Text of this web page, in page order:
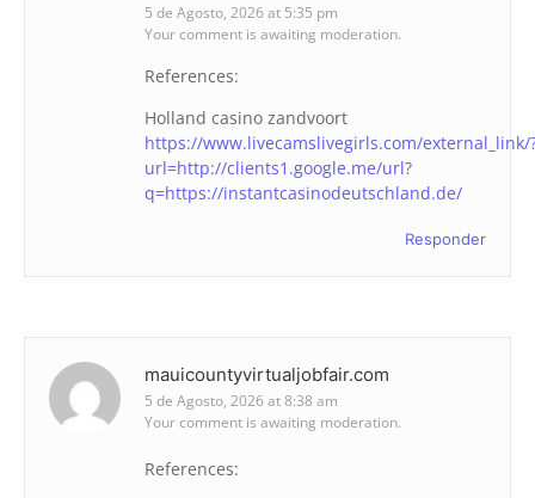
5 de Agosto, 2026 at 5:35 pm
Your comment is awaiting moderation.
References:
Holland casino zandvoort
https://www.livecamslivegirls.com/external_link/
url=http://clients1.google.me/url?
q=https://instantcasinodeutschland.de/
Responder
mauicountyvirtualjobfair.com
5 de Agosto, 2026 at 8:38 am
Your comment is awaiting moderation.
References: